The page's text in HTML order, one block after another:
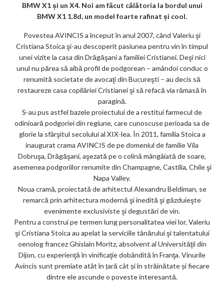
ar
ks
BMW X1 și un X4. Noi am făcut călătoria la bordul unui
BMW X1 1.8d, un model foarte rafinat și cool.
Povestea AVINCIS a început în anul 2007, când Valeriu şi
Cristiana Stoica şi-au descoperit pasiunea pentru vin în timpul
unei vizite la casa din Drăgăşani a familiei Cristianei. Deşi nici
unul nu părea să aibă profil de podgorean – amândoi conduc o
renumită societate de avocaţi din Bucureşti – au decis să
restaureze casa copilăriei Cristianei şi să refacă via rămasă în
paragină.
S-au pus astfel bazele proiectului de a restitui farmecul de
odinioară podgoriei din regiune, care cunoscuse perioada sa de
glorie la sfârşitul secolului al XIX-lea. În 2011, familia Stoica a
inaugurat crama AVINCIS de pe domeniul de familie Vila
Dobruşa, Drăgăşani, aşezată pe o colină mângâiată de soare,
asemenea podgoriilor renumite din Champagne, Castilia, Chile şi
Napa Valley.
Noua cramă, proiectată de arhitectul Alexandru Beldiman, se
remarcă prin arhitectura modernă şi inedită şi găzduieşte
evenimente exclusiviste şi degustări de vin.
Pentru a construi pe termen lung personalitatea viei lor, Valeriu
şi Cristiana Stoica au apelat la serviciile tânărului şi talentatului
oenolog francez Ghislain Moritz, absolvent al Universităţii din
Dijon, cu experienţă în vinificaţie dobândită în Franţa. Vinurile
Avincis sunt premiate atât în țară cât și în străinătate și fiecare
dintre ele ascunde o poveste interesantă.